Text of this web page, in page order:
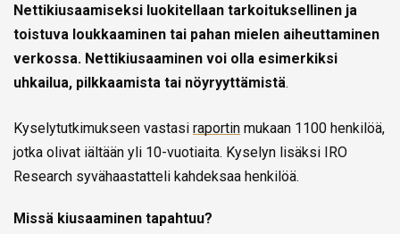
Nettikiusaamiseksi luokitellaan tarkoituksellinen ja
toistuva loukkaaminen tai pahan mielen aiheuttaminen
verkossa. Nettikiusaaminen voi olla esimerkiksi
uhkailua, pilkkaamista tai nöyryyttämistä.
Kyselytutkimukseen vastasi raportin mukaan 1100 henkilöä,
jotka olivat iältään yli 10-vuotiaita. Kyselyn lisäksi IRO
Research syvähaastatteli kahdeksaa henkilöä.
Missä kiusaaminen tapahtuu?